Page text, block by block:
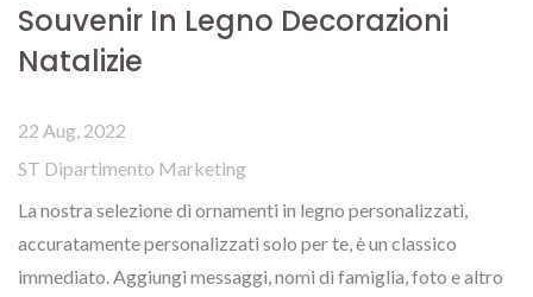
Souvenir In Legno Decorazioni
Natalizie
22 Aug, 2022
ST Dipartimento Marketing
La nostra selezione di ornamenti in legno personalizzati,
accuratamente personalizzati solo per te, è un classico
immediato. Aggiungi messaggi, nomi di famiglia, foto e altro